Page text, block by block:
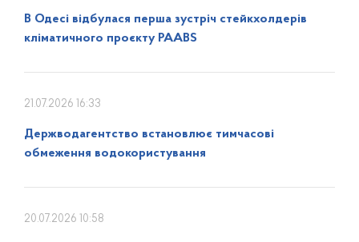
В Одесі відбулася перша зустріч стейкхолдерів
кліматичного проєкту PAABS
21.07.2026 16:33
Держводагентство встановлює тимчасові
обмеження водокористування
20.07.2026 10:58